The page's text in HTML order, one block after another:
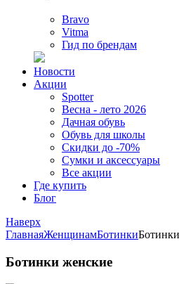
Bravo
Vitma
Гид по брендам
Новости
Акции
Spotter
Весна - лето 2026
Дачная обувь
Обувь для школы
Скидки до -70%
Сумки и аксессуары
Все акции
Где купить
Блог
Наверх
ГлавнаяЖенщинамБотинки
Ботинки женские